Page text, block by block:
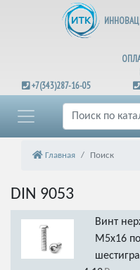
+7(343)287-16-05
Главная Поиск
DIN 9053
Винт
М5х16